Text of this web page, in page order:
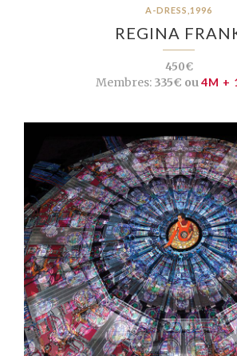
A-DRESS,1996
REGINA
450€
Membres:335€ ou4M +